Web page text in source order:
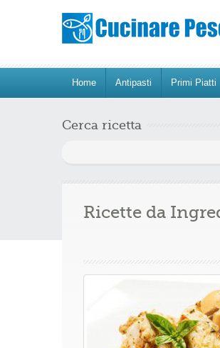
Home Antipasti Primi Piatti
Cerca ricetta
Ricette da